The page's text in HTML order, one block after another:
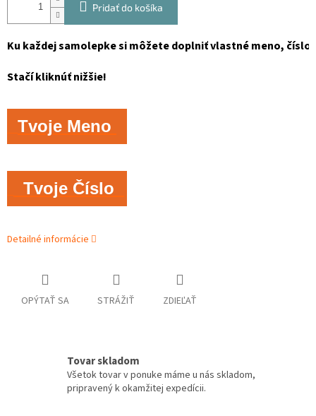
Pridať do košíka
Ku každej samolepke si môžete doplniť vlastné meno,
Stačí kliknúť nižšie!
Tvoje Meno
Tvoje Číslo
Detailné informácie
OPÝTAŤ SA STRÁŽIŤ ZDIEĽAŤ
Tovar skladom
Všetok tovar v ponuke máme u nás skladom,
pripravený k okamžitej expedícii.